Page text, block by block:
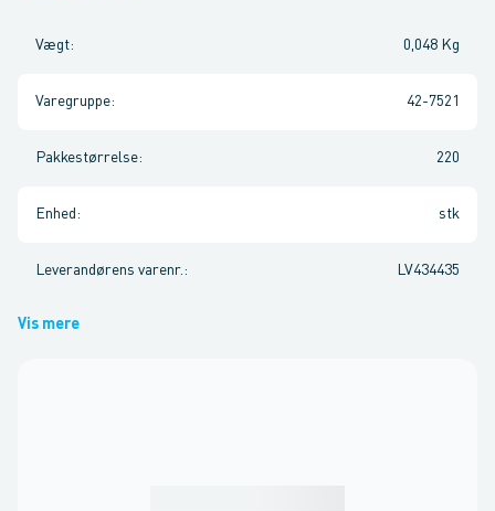
Vægt: 0,048 Kg
Varegruppe: 42-7521
Pakkestørrelse: 220
Enhed : stk
Leverandørens varenr. : LV434435
Vis mere